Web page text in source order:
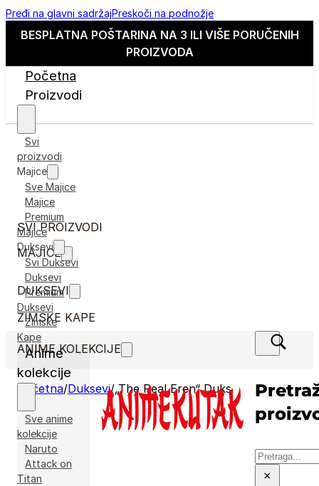
Pređi na glavni sadržajPreskoči na podnožje
BESPLATNA POŠTARINA NA 3 ILI VIŠE PORUČENIH
PROIZVODA
Početna
Proizvodi
Svi
proizvodi
Majice
Sve Majice
Majice
Premium
Majice
Duksevi
Svi Duksevi
Duksevi
Premium
Duksevi
Zimske
Kape
Anime
kolekcije
Sve anime
kolekcije
Naruto
Attack on
Titan
Pretraga
×
SVI PROIZVODI
MAJICE
DUKSEVI
ZIMSKE KAPE
ANIME KOLEKCIJE
Početna/Duksevi/„The Real Eren“ Duks